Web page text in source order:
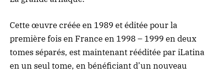
Cette œuvre créée en 1989 et éditée pour la
première fois en France en 1998 – 1999 en deux
tomes séparés, est maintenant rééditée par iLatina
en un seul tome, en bénéficiant d’un nouveau